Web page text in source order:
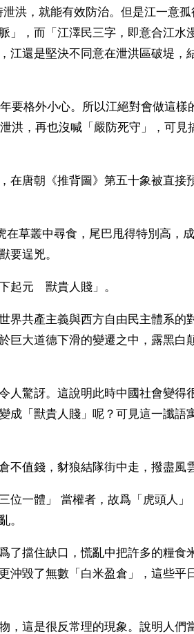
洪，就能有效防治。但是江一意孤
」，而「江澤民三字，即意合江水
江還是堅決不同意在泄洪區破堤，
要格外小心。所以江絕對會做這樣
洪，再也沒喊「嚴防死守」，可見
在唐朝《推背圖》第五十象被直接
草叢中尋食，尾巴甩得特別高，
要逞兇。
起元　獸貴人賤」。
界共產主義與西方自由民主體系的
巨大道德下滑的變遷之中，露黑白
人驚訝。這說明此時中國社會變得
成「獸貴人賤」呢？可見這一讖語
值錢，豺狼結隊街中走，撥盡風
位一體」 當權者，故爲「虎頭人」
。
了擋住缺口，慌亂中把許多的糧食
沖毀了無數「白米盈倉」，這些平
，這是很反常理的現象。說明人們